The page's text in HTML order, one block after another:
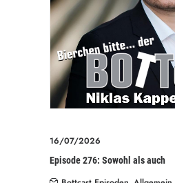
16/07/2026
Episode 276: Sowohl als auch